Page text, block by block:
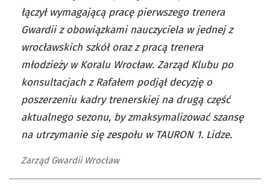
łączył wymagającą pracę pierwszego trenera
Gwardii z obowiązkami nauczyciela w jednej z
wrocławskich szkół oraz z pracą trenera
młodzieży w Koralu Wrocław. Zarząd Klubu po
konsultacjach z Rafałem podjął decyzję o
poszerzeniu kadry trenerskiej na drugą część
aktualnego sezonu, by zmaksymalizować szansę
na utrzymanie się zespołu w TAURON 1. Lidze.
Zarząd Gwardii Wrocław